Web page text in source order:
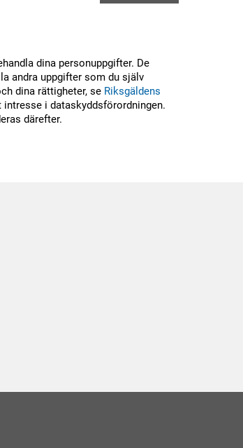
dina personuppgifter. De
andra uppgifter som du själv
dina rättigheter, se Riksgäldens
i dataskyddsförordningen.
därefter.